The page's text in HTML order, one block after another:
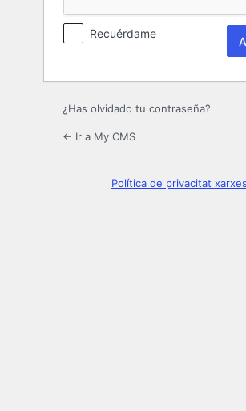
Recuérdame
¿Has olvidado tu contraseña?
← Ir a My CMS
Política de privacitat xarxes